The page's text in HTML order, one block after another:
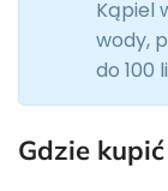
Kąpiel
wody,
do 100
Gdzie